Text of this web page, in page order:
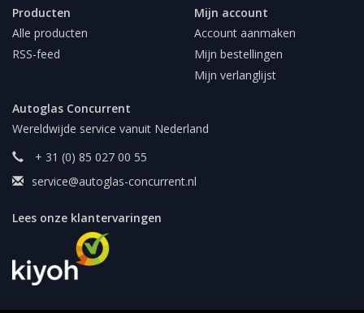
Producten
Alle producten
RSS-feed
Mijn account
Account aanmaken
Mijn bestellingen
Mijn verlanglijst
Autoglas Concurrent
Wereldwijde service vanuit Nederland
+ 31 (0) 85 027 00 55
service@autoglas-concurrent.nl
Lees onze klantervaringen